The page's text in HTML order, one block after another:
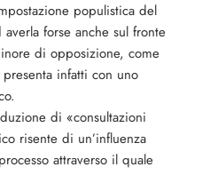
populistica del
forse anche sul fronte
di opposizione, come
infatti con uno
di «consultazioni
risente di un’influenza
attraverso il quale